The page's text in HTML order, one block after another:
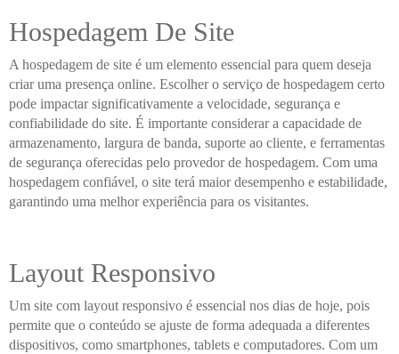
Hospedagem De Site
A hospedagem de site é um elemento essencial para quem deseja
criar uma presença online. Escolher o serviço de hospedagem certo
pode impactar significativamente a velocidade, segurança e
confiabilidade do site. É importante considerar a capacidade de
armazenamento, largura de banda, suporte ao cliente, e ferramentas
de segurança oferecidas pelo provedor de hospedagem. Com uma
hospedagem confiável, o site terá maior desempenho e estabilidade,
garantindo uma melhor experiência para os visitantes.
Layout Responsivo
Um site com layout responsivo é essencial nos dias de hoje, pois
permite que o conteúdo se ajuste de forma adequada a diferentes
dispositivos, como smartphones, tablets e computadores. Com um